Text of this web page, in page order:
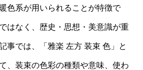
色系が用いられることが特徴で
はなく、歴史・思想・美意識が重
事では、「雅楽 左方 装束 色」と
、装束の色彩の種類や意味、使わ